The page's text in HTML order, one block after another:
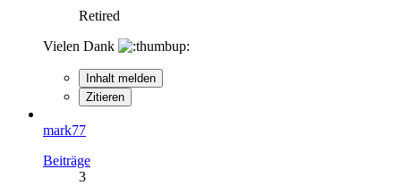
Retired
Vielen Dank
Inhalt melden
Zitieren
mark77
Beiträge
3